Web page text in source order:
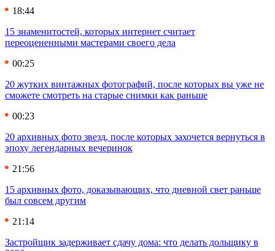
18:44
15 знаменитостей, которых интернет считает
переоцененными мастерами своего дела
00:25
20 жутких винтажных фотографий, после которых вы уже не
сможете смотреть на старые снимки как раньше
00:23
20 архивных фото звезд, после которых захочется вернуться в
эпоху легендарных вечеринок
21:56
15 архивных фото, доказывающих, что дневной свет раньше
был совсем другим
21:14
Застройщик задерживает сдачу дома: что делать дольщику в